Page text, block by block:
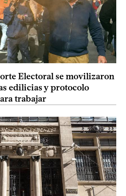
Electoral se movilizaron
edilicias y protocolo
trabajar